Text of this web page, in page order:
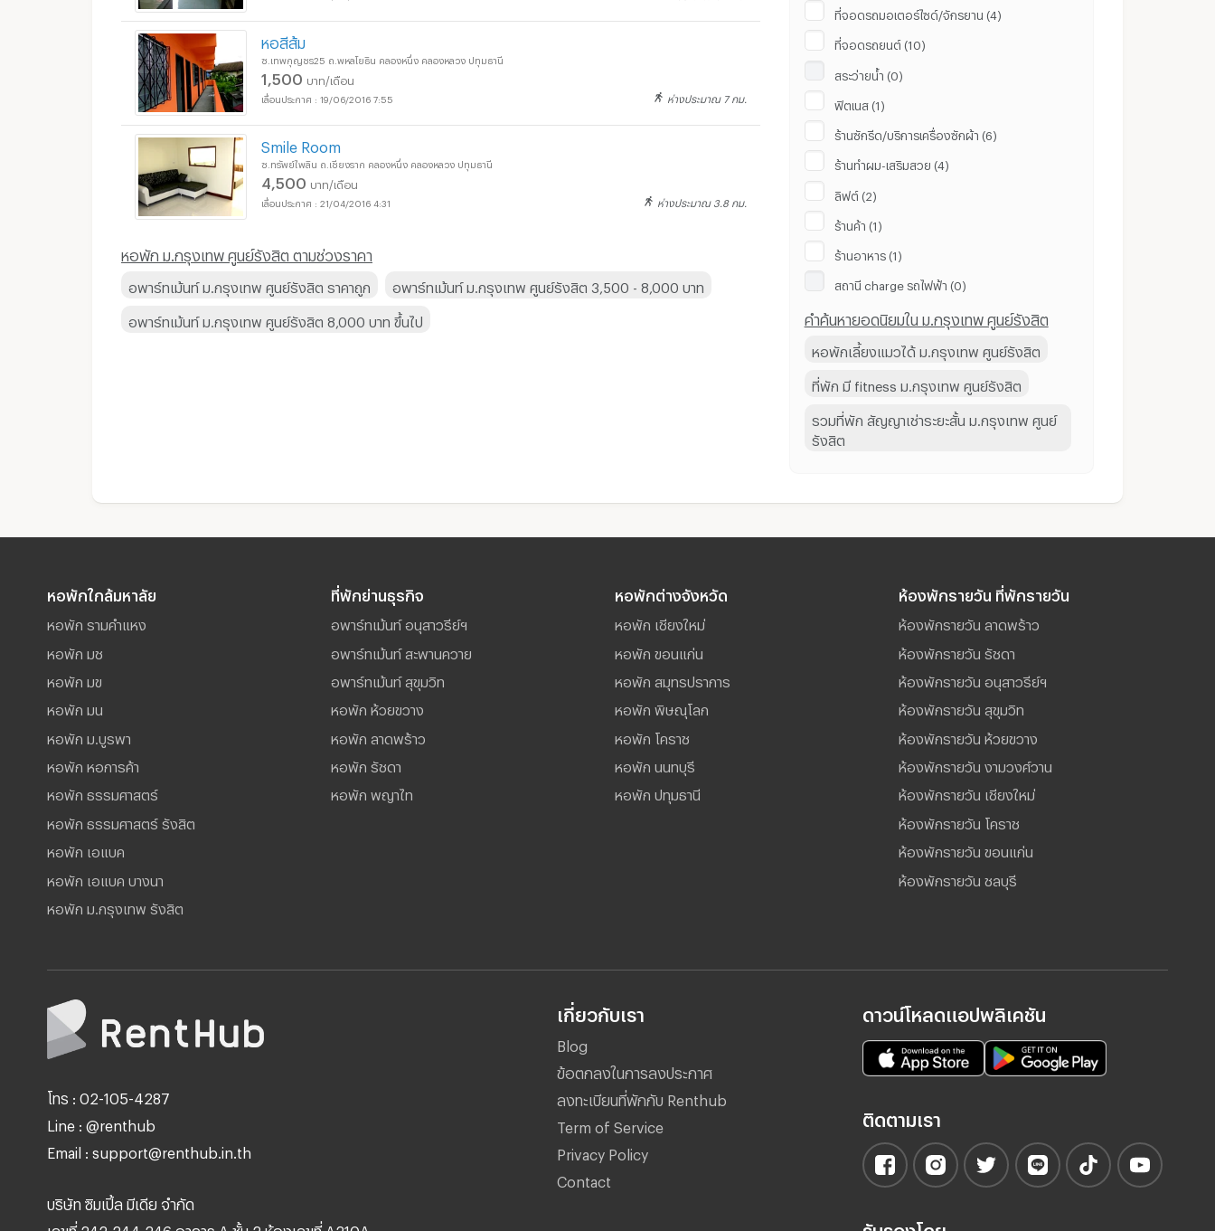
หอสีส้ม
ซ.เทพกุญชร25 ถ.พหลโยธิน คลองหนึ่ง คลองหลวง ปทุมธานี
1,500 บาท/เดือน
19/06/2016 7:55 ห่างประมาณ 7 กม.
Smile Room
ซ.ทรัพย์ไพลิน ถ.เชียงราก คลองหนึ่ง คลองหลวง ปทุมธานี
4,500 บาท/เดือน
21/04/2016 4:31 ห่างประมาณ 3.8 กม.
หอพัก ม.กรุงเทพ ศูนย์รังสิต ตามช่วงราคา
อพาร์ทเม้นท์ ม.กรุงเทพ ศูนย์รังสิต ราคาถูก อพาร์ทเม้นท์ ม.กรุงเทพ ศูนย์รังสิต 3,500 - 8,000 บาท
อพาร์ทเม้นท์ ม.กรุงเทพ ศูนย์รังสิต 8,000 บาท ขึ้นไป
ที่จอดรถมอเตอร์ไซด์/จักรยาน (4)
ที่จอดรถยนต์ (10)
สระว่ายน้ำ (0)
ฟิตเนส (1)
ร้านซักรีด/บริการเครื่องซักผ้า (6)
ร้านทำผม-เสริมสวย (4)
ลิฟต์ (2)
ร้านค้า (1)
ร้านอาหาร (1)
สถานี ​charge รถไฟฟ้า (0)
คำค้นหายอดนิยมใน ม.กรุงเทพ ศูนย์รังสิต
หอพักเลี้ยงแมวได้ ม.กรุงเทพ ศูนย์รังสิต
ที่พัก มี fitness ม.กรุงเทพ ศูนย์รังสิต
รวมที่พัก สัญญาเช่าระยะสั้น ม.กรุงเทพ ศูนย์
รังสิต
หอพักใกล้มหาลัย
หอพัก รามคำแหง
หอพัก มช
หอพัก มข
หอพัก มน
หอพัก ม.บูรพา
หอพัก หอการค้า
หอพัก ธรรมศาสตร์
หอพัก ธรรมศาสตร์ รังสิต
หอพัก เอแบค
หอพัก เอแบค บางนา
หอพัก ม.กรุงเทพ รังสิต
ที่พักย่านธุรกิจ
อพาร์ทเม้นท์ อนุสาวรีย์ฯ
อพาร์ทเม้นท์ สะพานควาย
อพาร์ทเม้นท์ สุขุมวิท
หอพัก ห้วยขวาง
หอพัก ลาดพร้าว
หอพัก รัชดา
หอพัก พญาไท
หอพักต่างจังหวัด
หอพัก เชียงใหม่
หอพัก ขอนแก่น
หอพัก สมุทรปราการ
หอพัก พิษณุโลก
หอพัก โคราช
หอพัก นนทบุรี
หอพัก ปทุมธานี
ห้องพักรายวัน ที่พักรายวัน
ห้องพักรายวัน ลาดพร้าว
ห้องพักรายวัน รัชดา
ห้องพักรายวัน อนุสาวรีย์ฯ
ห้องพักรายวัน สุขุมวิท
ห้องพักรายวัน ห้วยขวาง
ห้องพักรายวัน งามวงศ์วาน
ห้องพักรายวัน เชียงใหม่
ห้องพักรายวัน โคราช
ห้องพักรายวัน ขอนแก่น
ห้องพักรายวัน ชลบุรี
โทร : 02-105-4287
Line : @renthub
Email : support@renthub.in.th
บริษัท ซิมเปิ้ล มีเดีย จำกัด
เลขที่ 242,244,246 อาคาร A ชั้น 2 ห้องเลขที่ A210A
เกี่ยวกับเรา
Blog
ข้อตกลงในการลงประกาศ
ลงทะเบียนที่พักกับ Renthub
Term of Service
Privacy Policy
Contact
ดาวน์โหลดแอปพลิเคชัน
ติดตามเรา
รับรองโดย